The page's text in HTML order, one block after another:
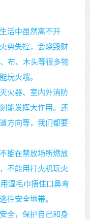
活中虽然离不开
势失控，会烧毁财
布、木头等很多物
玩火哦。
火器、室内外消防
能发挥大作用。还
方向等，我们都要
能在禁放场所燃放
不能用打火机玩火
湿毛巾捂住口鼻弯
往安全地带。
全，保护自己和身